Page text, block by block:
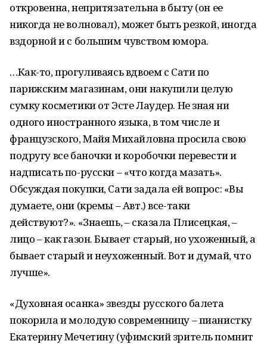
откровенна, непритязательна в быту (он ее
никогда не волновал), может быть резкой, иногда
вздорной и с большим чувством юмора.
…Как-то, прогуливаясь вдвоем с Сати по
парижским магазинам, они накупили целую
сумку косметики от Эсте Лаудер. Не зная ни
одного иностранного языка, в том числе и
французского, Майя Михайловна просила свою
подругу все баночки и коробочки перевести и
надписать по-русски – «что когда мазать».
Обсуждая покупки, Сати задала ей вопрос: «Вы
думаете, они (кремы – Авт.) все-таки
действуют?». «Знаешь, – сказала Плисецкая, –
лицо – как газон. Бывает старый, но ухоженный, а
бывает старый и неухоженный. Вот и думай, что
лучше».
«Духовная осанка» звезды русского балета
покорила и молодую современницу – пианистку
Екатерину Мечетину (уфимский зритель помнит